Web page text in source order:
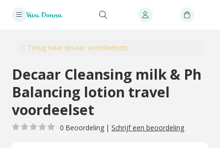
Terug naar decaar voordeelsets
Decaar Cleansing milk & Ph
Balancing lotion travel
voordeelset
0 Beoordeling | Schrijf een beoordeling